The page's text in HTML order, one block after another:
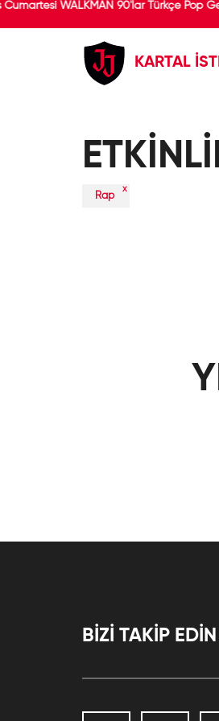
WALKMAN 90'lar Türkçe Pop
KARTAL
Rap
x
BİZİ TAKİP EDİN